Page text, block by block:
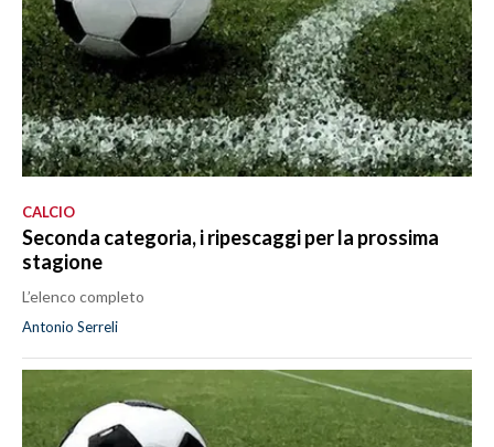
CALCIO
Seconda categoria, i ripescaggi per la prossima
stagione
L’elenco completo
Antonio Serreli